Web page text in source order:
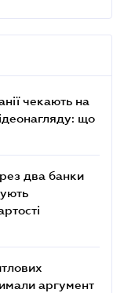
чекають на
що
два банки
аргумент